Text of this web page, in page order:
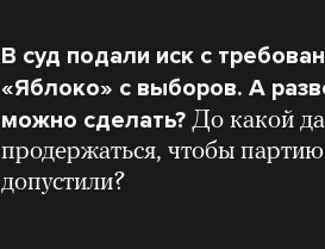
В суд подали иск с
«Яблоко» с выборов. А
можно сделать? До какой
продержаться, чтобы
допустили?